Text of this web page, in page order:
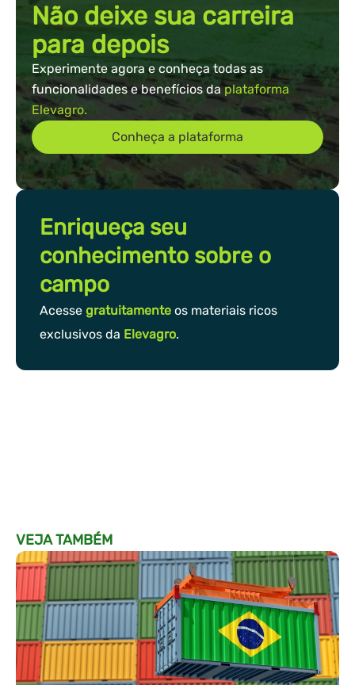
Não deixe sua carreira
para depois
Experimente agora e conheça todas as
funcionalidades e benefícios daplataforma
Elevagro.
Conheça a plataforma
Enriqueça seu
conhecimento sobre o
campo
Acesse gratuitamente os materiais ricos
exclusivos da Elevagro.
VEJA TAMBÉM